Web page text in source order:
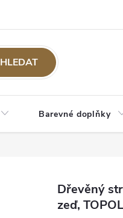
HLEDAT
Barevné doplňky
Dřevěný
zeď, TOPOL